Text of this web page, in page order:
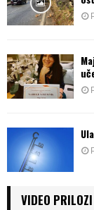
VIDEO PRILOZI